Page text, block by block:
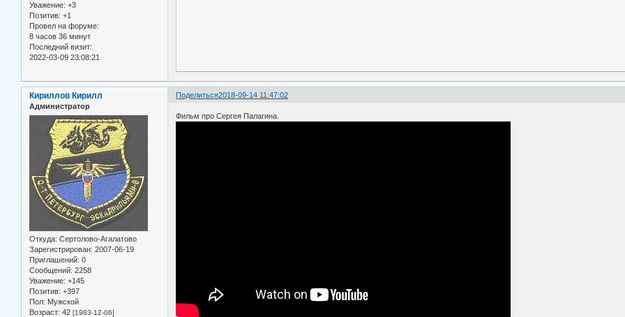
Уважение: +3
Позитив: +1
Провел на форуме:
8 часов 36 минут
Последний визит:
2022-03-09 23:08:21
Поделиться2018-09-14 11:47:02
Кириллов Кирилл
Администратор
Откуда: Сертолово-Агалатово
Зарегистрирован: 2007-06-19
Приглашений: 0
Сообщений: 2258
Уважение: +145
Позитив: +397
Пол: Мужской
Возраст: 42 [1983-12-06]
Фильм про Сергея Палагина.